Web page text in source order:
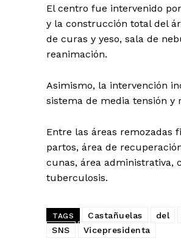
El centro fue intervenido
y la construcción total del
de curas y yeso, sala de
reanimación.
Asimismo, la intervención
sistema de media tensión y
Entre las áreas remozadas
partos, área de
cunas, área administrativa,
tuberculosis.
TAGS Castañuelas del
SNS
Vicepresidenta